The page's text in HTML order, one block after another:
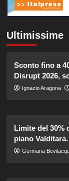
Ultimissime
Sconto fino a
Disrupt 2026,
Ignazio Aragona
Limite del 30%
piano Valditara.
Germana